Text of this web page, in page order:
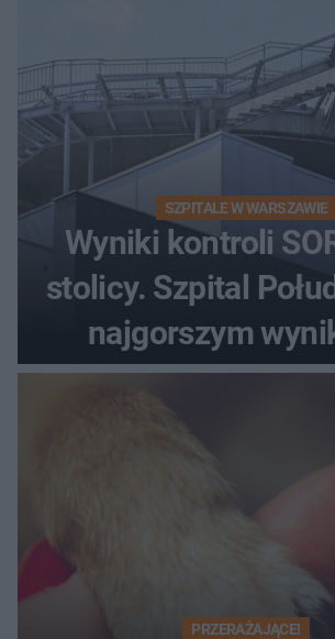
SZPITALE W WARSZAWIE
Wyniki kontroli
stolicy. Szpital
najgorszym
PRZERAŻAJĄCE!